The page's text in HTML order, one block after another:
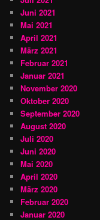
Juni 2021
Mai 2021
April 2021
März 2021
Februar 2021
Januar 2021
November 2020
Oktober 2020
September 2020
August 2020
Juli 2020
Juni 2020
Mai 2020
April 2020
März 2020
Februar 2020
Januar 2020